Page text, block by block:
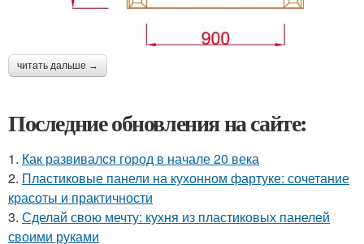
читать дальше →
Последние обновления на сайте:
1. Как развивался город в начале 20 века
2. Пластиковые панели на кухонном фартуке: сочетание
красоты и практичности
3. Сделай свою мечту: кухня из пластиковых панелей
своими руками